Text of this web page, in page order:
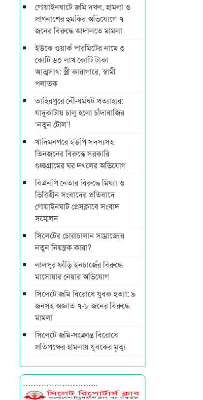
গোয়াইনঘাটে জমি দখল, হামলা ও
প্রাণনাশের হুমকির অভিযোগে ৭
জনের বিরুদ্ধে আদালতে মামলা
ইউকে ওয়ার্ক পারমিটের নামে ৩
কোটি ৬০ লাখ কোটি টাকা
আত্মসাৎ: স্ত্রী কারাগারে, স্বামী
পলাতক
তাহিরপুরে নৌ-ধর্মঘট প্রত্যাহার:
যাদুকাটায় চালু হলো চাঁদাবাজির
‘নতুন টোল’!
খাদিমনগরে ইউপি সদস্যসহ
তিনজনের বিরুদ্ধে সরকারি
গুচ্ছগ্রামের ঘর দখলের অভিযোগ
বিএনপি নেতার বিরুদ্ধে মিথ্যা ও
ভিত্তিহীন সংবাদের প্রতিবাদে
গোয়াইনঘাট প্রেসক্লাবে সংবাদ
সম্মেলন
সিলেটের চোরাচালান সাম্রাজ্যের
নতুন নিয়ন্ত্রক কারা?
লালপুর ফাঁড়ি ইনচার্জের বিরুদ্ধে
মাসোয়ার নেয়ার অভিযোগ
সিলেটে জমি বিরোধে যুবক হত্যা: ৯
জনসহ অজ্ঞাত ৭-৮ জনের বিরুদ্ধে
মামলা
সিলেটে জমি-সংক্রান্ত বিরোধে
প্রতিপক্ষের হামলায় যুবকের মৃত্যু
………………………..